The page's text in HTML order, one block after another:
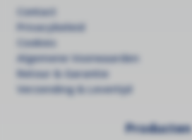
Contact
Privacybeleid
Cookies
Algemene Voorwaarden
Retour & Garantie
Verzending & Levertijd
Producten